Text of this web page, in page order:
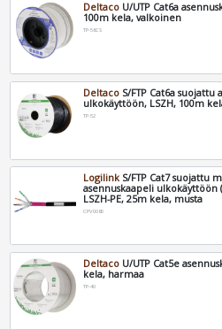
Deltaco U/UTP Cat6a
100m kela, valkoinen
TP-56CS
Deltaco S/FTP Cat6a suojattu
ulkokäyttöön, LSZH, 100m
TP-52
LogilinkS/FTP Cat7 suojattu
asennuskaapeli ulkokäyttöön
LSZH-PE, 25m kela, musta
CPV0080
Deltaco U/UTP Cat5e
kela, harmaa
TP-40